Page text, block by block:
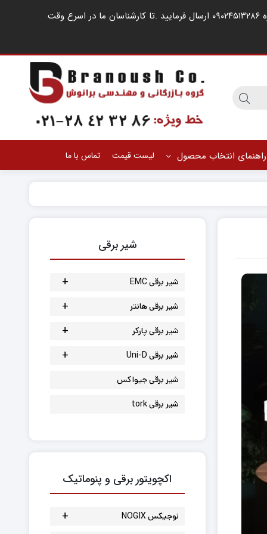
مشتریان گرامی ، در صورت اشغال خطوط کارشناسان فروش ، لطفا درخواست خود را از طریق شبکه های اجتماعی مانند واتساپ به شماره ۰۹۰۲۴۵۱۳۲۸۶ ارسال فرمایید .‌تا کارشناسان ما در اسرع وقت
راهنمای انتخاب محصول لیست قیمت تماس با ما
شیر برقی
+ شیر برقی EMC
شیر برقی برنجی
شیر برقی دما بالا
شیر برقی چدنی
+ شیر برقی هانتر
شیر برقی آب
سنسور هانتر
+ شیر برقی پارکر
شیر برقی دیافراگمی
بوبین پارکر
+ شیر برقی Uni-D
شیر برقی برنجی آب
شیر برقی بخار
شیر برقی جیواکس
شیر برقی tork
اکچویتور برقی و پنوماتیک
+ نوجیکس NOGIX